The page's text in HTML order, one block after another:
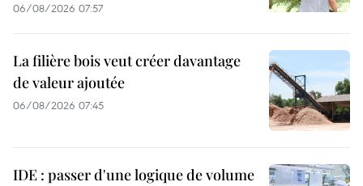
06/08/2026 07:57
La filière bois veut créer davantage
de valeur ajoutée
06/08/2026 07:45
IDE : passer d'une logique de volume